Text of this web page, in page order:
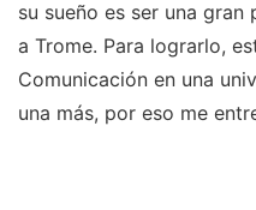
su sueño es ser una
a Trome. Para lograrlo,
Comunicación en una
una más, por eso me